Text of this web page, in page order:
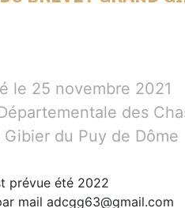
le 25 novembre 2021
des
Gibier du Puy de Dôme
prévue été 2022
mail adcgg63@gmail.com